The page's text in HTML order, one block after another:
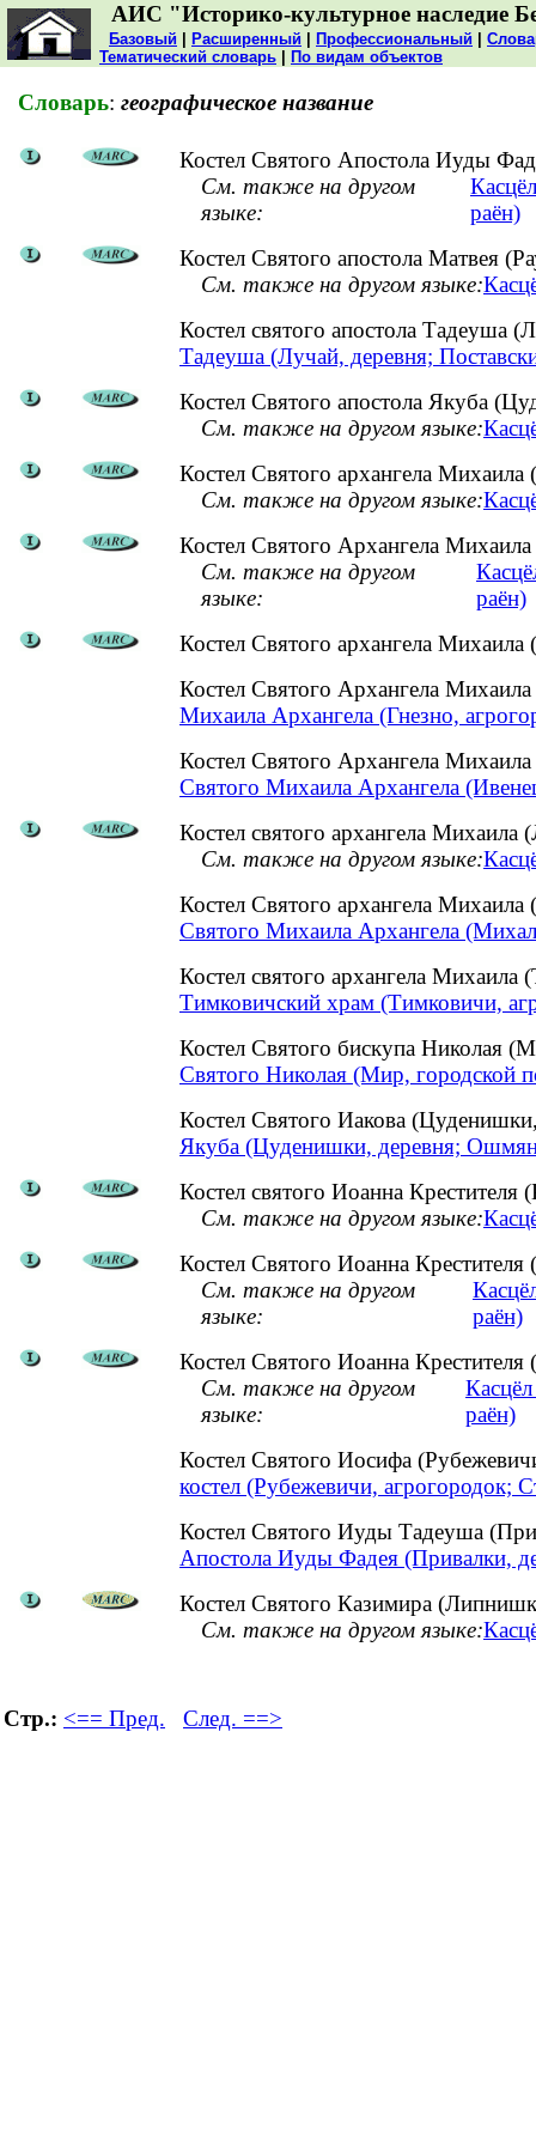
АИС "Историко-культурное наследие
Базовый Расширенный Профессиональный
Тематический словарь
По видам объектов
Словарь: географическое название
Костел Святого Апостола Иуды
См. также на другом
языке:
раён)
Костел Святого апостола Матвея
См. также на другом языке:
Костел святого апостола
Тадеуша (Лучай, деревня;
Костел Святого апостола Якуба
См. также на другом языке:
Костел Святого архангела
См. также на другом языке:
Костел Святого Архангела
См. также на другом
языке:
раён)
Костел Святого архангела
Костел Святого Архангела
Михаила Архангела (Гнезно,
Костел Святого Архангела
Святого Михаила Архангела
Костел святого архангела Михаила
См. также на другом языке:
Костел Святого архангела
Святого Михаила Архангела
Костел святого архангела
Тимковичский храм (Тимковичи,
Костел Святого бискупа Николая
Святого Николая (Мир, городской
Костел Святого Иакова
Якуба (Цуденишки, деревня;
Костел святого Иоанна
См. также на другом языке:
Костел Святого Иоанна
См. также на другом
языке:
раён)
Костел Святого Иоанна
См. также на другом
языке:
раён)
Костел Святого Иосифа
костел (Рубежевичи, агрогородок;
Костел Святого Иуды Тадеуша
Апостола Иуды Фадея (Привалки,
Костел Святого Казимира
См. также на другом языке:
Стр.: <== Пред. След. ==>